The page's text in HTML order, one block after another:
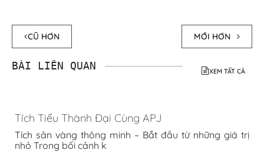
CŨ HƠN MỚI HƠN
XEM TẤT CẢ
BÀI LIÊN QUAN
Tích Tiểu Thành Đại Cùng APJ
Tích sản vàng thông minh – Bắt đầu từ những giá trị
nhỏ Trong bối cảnh k